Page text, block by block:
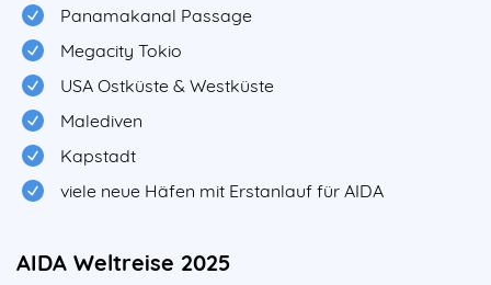
Panamakanal Passage
Megacity Tokio
USA Ostküste & Westküste
Malediven
Kapstadt
viele neue Häfen mit Erstanlauf für AIDA
AIDA Weltreise 2025